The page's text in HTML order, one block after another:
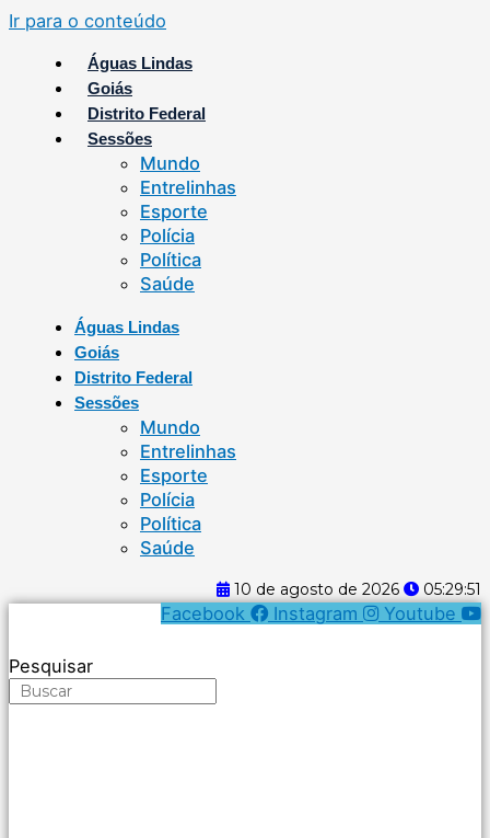
Ir para o conteúdo
Águas Lindas
Goiás
Distrito Federal
Sessões
Mundo
Entrelinhas
Esporte
Polícia
Política
Saúde
Águas Lindas
Goiás
Distrito Federal
Sessões
Mundo
Entrelinhas
Esporte
Polícia
Política
Saúde
10 de agosto de 2026 05:29:52
Facebook Instagram Youtube
Pesquisar